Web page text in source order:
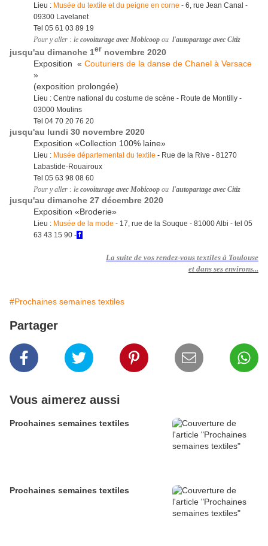
Lieu : Musée du textile et du peigne en corne - 6, rue Jean Canal -
09300 Lavelanet
Tel 05 61 03 89 19
Pour y aller : le covoiturage avec Mobicoop ou l'autopartage avec Citiz
jusqu'au dimanche 1er novembre 2020
Exposition « Couturiers de la danse de Chanel à Versace
»
(exposition prolongée)
Lieu : Centre national du costume de scène - Route de Montilly -
03000 Moulins
Tel 04 70 20 76 20
jusqu'au lundi 30 novembre 2020
Exposition «Collection 100% laine»
Lieu : Musée départemental du textile - Rue de la Rive - 81270
Labastide-Rouairoux
Tel 05 63 98 08 60
Pour y aller : le covoiturage avec Mobicoop ou l'autopartage avec Citiz
jusqu'au dimanche 27 décembre 2020
Exposition «Broderie»
Lieu : Musée de la mode - 17, rue de la Souque - 81000 Albi - tel 05
63 43 15 90 - f
La suite de vos rendez-vous textiles à Toulouse
et dans ses environs...
#Prochaines semaines textiles
Partager
Vous aimerez aussi
Prochaines semaines textiles
Prochaines semaines textiles